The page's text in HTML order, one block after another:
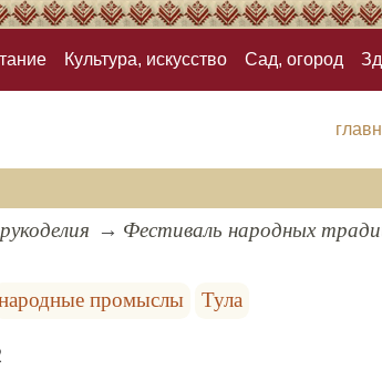
Культура, искусство Сад, огород
Фестиваль народных
промыслы Тула